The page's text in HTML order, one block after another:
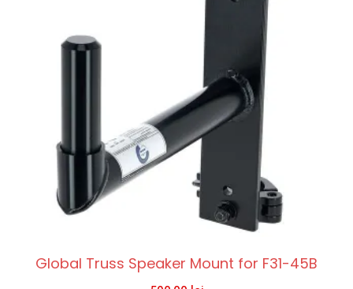
Global Truss Speaker Mount for F31-45B